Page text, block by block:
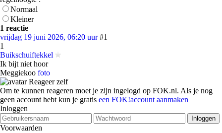
Normaal
Kleiner
1 reactie
vrijdag 19 juni 2026, 06:20 uur #1
1
Buikschuiftekkel
Ik bijt niet hoor
Meggiekoo foto
Reageer zelf
Om te kunnen reageren moet je zijn ingelogd op FOK.nl. Als je nog
geen account hebt kun je gratis een FOK!account aanmaken
Inloggen
Voorwaarden